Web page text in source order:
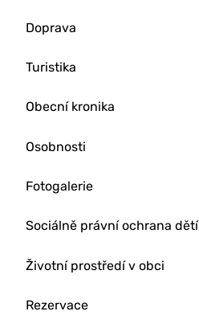
Doprava
Turistika
Obecní kronika
Osobnosti
Fotogalerie
Sociálně právní ochrana dětí
Životní prostředí v obci
Rezervace